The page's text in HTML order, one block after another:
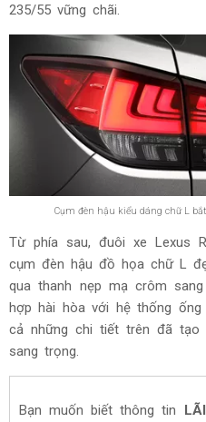
235/55 vững chãi.
Cụm đèn hậu kiểu dáng chữ L
Từ phía sau, đuôi xe Lexus
cụm đèn hậu đồ họa chữ L
qua thanh nẹp mạ crôm
hợp hài hòa với hệ thống
cả những chi tiết trên đã
sang trọng.
Bạn muốn biết thông tin